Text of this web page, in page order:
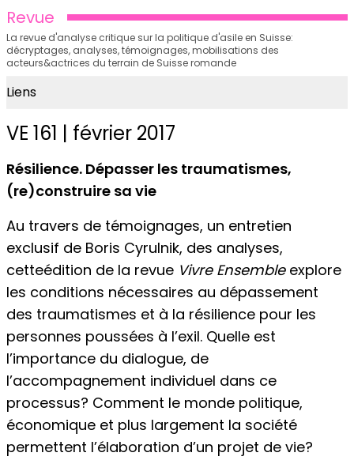
Revue
La revue d'analyse critique sur la politique d'asile en Suisse:
décryptages, analyses, témoignages, mobilisations des
acteurs&actrices du terrain de Suisse romande
Liens
VE 161 | février 2017
Résilience. Dépasser les traumatismes,
(re)construire sa vie
Au travers de témoignages, un entretien
exclusif de Boris Cyrulnik, des analyses,
cetteédition de la revue Vivre Ensemble explore
les conditions nécessaires au dépassement
des traumatismes et à la résilience pour les
personnes poussées à l’exil. Quelle est
l’importance du dialogue, de
l’accompagnement individuel dans ce
processus? Comment le monde politique,
économique et plus largement la société
permettent l’élaboration d’un projet de vie?